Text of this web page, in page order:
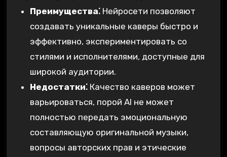
Преимущества⁚Нейросети позволяют
создавать уникальные каверы быстро и
эффективно‚ экспериментировать со
стилями и исполнителями‚ доступные для
широкой аудитории.
Недостатки⁚Качество каверов может
варьироваться‚ порой AI не может
полностью передать эмоциональную
составляющую оригинальной музыки‚
вопросы авторских прав и этические